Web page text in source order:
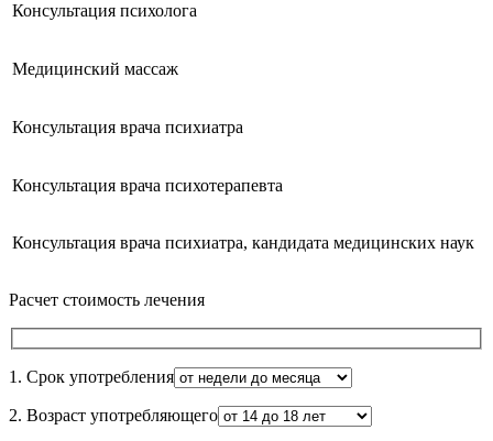
Консультация психолога
Медицинский массаж
Консультация врача психиатра
Консультация врача психотерапевта
Консультация врача психиатра, кандидата медицинских наук
Расчет стоимость лечения
1. Срок употребления
2. Возраст употребляющего